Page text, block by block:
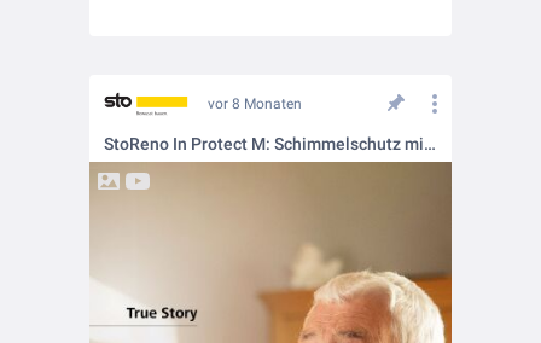
vor 8 Monaten
StoReno In Protect M: Schimmelschutz mit System 💪